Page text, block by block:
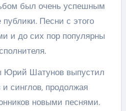
был очень успешным
Песни с этого
и до сих пор популярны
Юрий Шатунов выпустил
синглов, продолжая
новыми песнями.